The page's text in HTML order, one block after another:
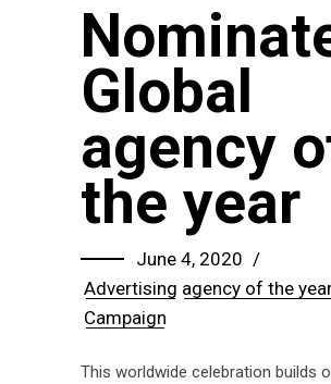
Global
agency
the year
June 4, 2020
Advertising agency of the
Campaign
This worldwide celebration builds